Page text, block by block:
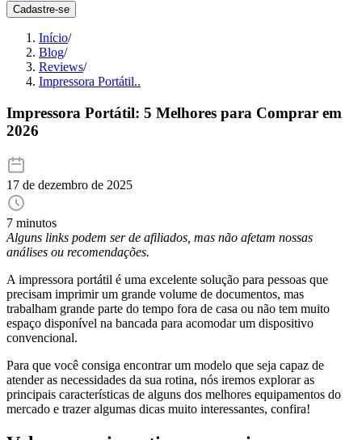
Cadastre-se
Início/
Blog/
Reviews/
Impressora Portátil..
Impressora Portátil: 5 Melhores para Comprar em
2026
17 de dezembro de 2025
7 minutos
Alguns links podem ser de afiliados, mas não afetam nossas
análises ou recomendações.
A impressora portátil é uma excelente solução para pessoas que
precisam imprimir um grande volume de documentos, mas
trabalham grande parte do tempo fora de casa ou não tem muito
espaço disponível na bancada para acomodar um dispositivo
convencional.
Para que você consiga encontrar um modelo que seja capaz de
atender as necessidades da sua rotina, nós iremos explorar as
principais características de alguns dos melhores equipamentos do
mercado e trazer algumas dicas muito interessantes, confira!